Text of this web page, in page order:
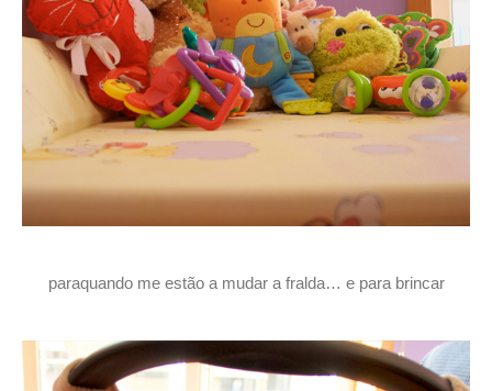
paraquando me estão a mudar a fralda… e para brincar